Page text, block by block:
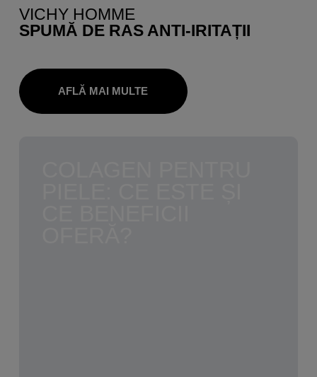
VICHY HOMME
SPUMĂ DE RAS ANTI-IRITAȚII
AFLĂ MAI MULTE